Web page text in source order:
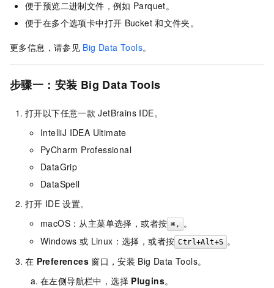
便于预览二进制文件，例如 Parquet。
便于在多个选项卡中打开 Bucket 和文件夹。
更多信息，请参见 Big Data Tools。
步骤一：安装 Big Data Tools
打开以下任意一款 JetBrains IDE。
IntelliJ IDEA Ultimate
PyCharm Professional
DataGrip
DataSpell
打开 IDE 设置。
macOS：从主菜单选择 ，或者按 ⌘,
。
Windows 或 Linux：选择 ，或者按 Ctrl+Alt+S 。
在 Preferences 窗口，安装 Big Data Tools。
在左侧导航栏中，选择 Plugins。